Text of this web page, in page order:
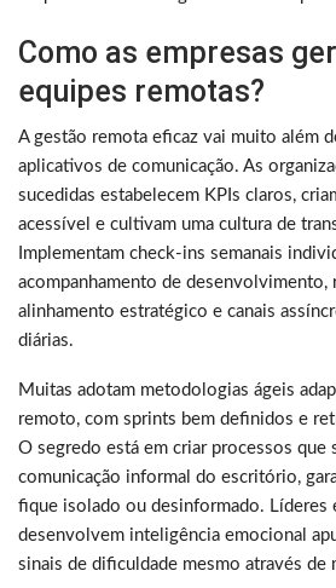
Como as empresas
equipes remotas?
A gestão remota eficaz vai muito além
aplicativos de comunicação. As
sucedidas estabelecem KPIs claros,
acessível e cultivam uma cultura de
Implementam check-ins semanais
acompanhamento de desenvolvimento,
alinhamento estratégico e canais
diárias.
Muitas adotam metodologias ágeis
remoto, com sprints bem definidos e
O segredo está em criar processos que
comunicação informal do escritório,
fique isolado ou desinformado. Líderes
desenvolvem inteligência emocional
sinais de dificuldade mesmo através de